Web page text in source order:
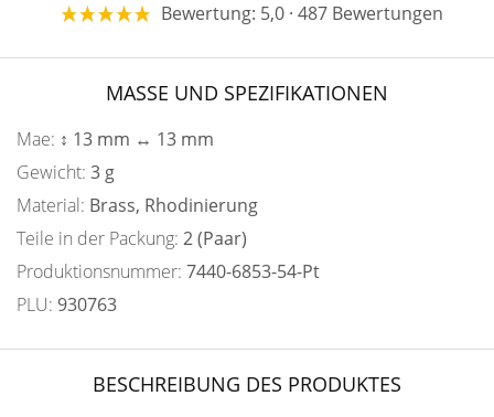
Bewertung: 5,0 · 487 Bewertungen
MASSE UND SPEZIFIKATIONEN
Mae: ↕ 13 mm ↔ 13 mm
Gewicht: 3 g
Material: Brass, Rhodinierung
Teile in der Packung: 2 (Paar)
Produktionsnummer: 7440-6853-54-Pt
PLU: 930763
BESCHREIBUNG DES PRODUKTES